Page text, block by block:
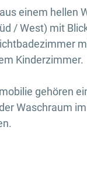
einem hellen
/ West) mit
Kinderzimmer.
gehören
Waschraum